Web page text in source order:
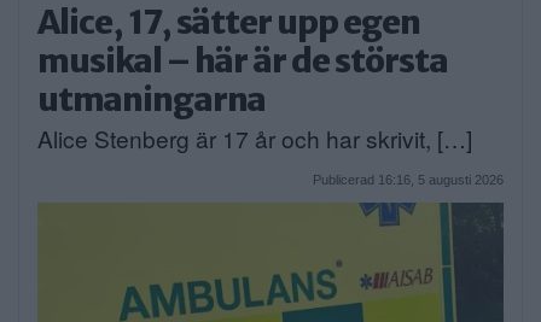
Alice, 17, sätter upp egen
musikal – här är de största
utmaningarna
Alice Stenberg är 17 år och har skrivit, […]
Publicerad 16:16, 5 augusti 2026